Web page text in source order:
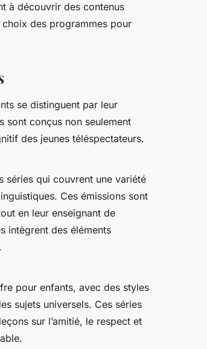
à découvrir des contenus
choix des programmes pour
se distinguent par leur
sont conçus non seulement
des jeunes téléspectateurs.
séries qui couvrent une variété
Ces émissions sont
en leur enseignant de
intègrent des éléments
pour enfants, avec des styles
sujets universels. Ces séries
sur l’amitié, le respect et